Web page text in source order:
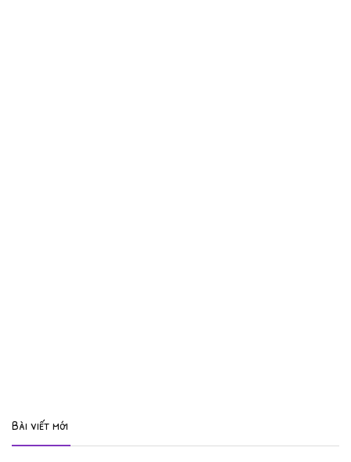
Bài viết mới